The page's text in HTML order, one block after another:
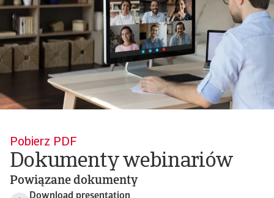
Pobierz PDF
Dokumenty webinariów
Powiązane dokumenty